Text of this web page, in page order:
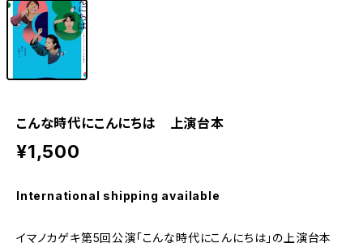
こんな時代にこんにちは 上演台本
¥1,500
International shipping available
イマノカゲキ第5回公演「こんな時代にこんにちは」の上演台本